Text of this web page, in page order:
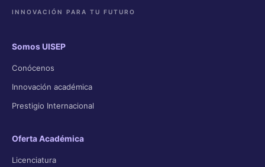
INNOVACIÓN PARA TU FUTURO
Somos UISEP
Conócenos
Innovación académica
Prestigio Internacional
Oferta Académica
Licenciatura